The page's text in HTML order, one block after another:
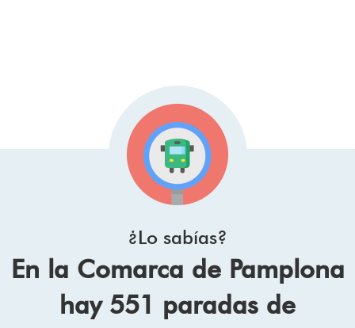
¿Lo sabías?
En la Comarca de Pamplona
hay 551 paradas de